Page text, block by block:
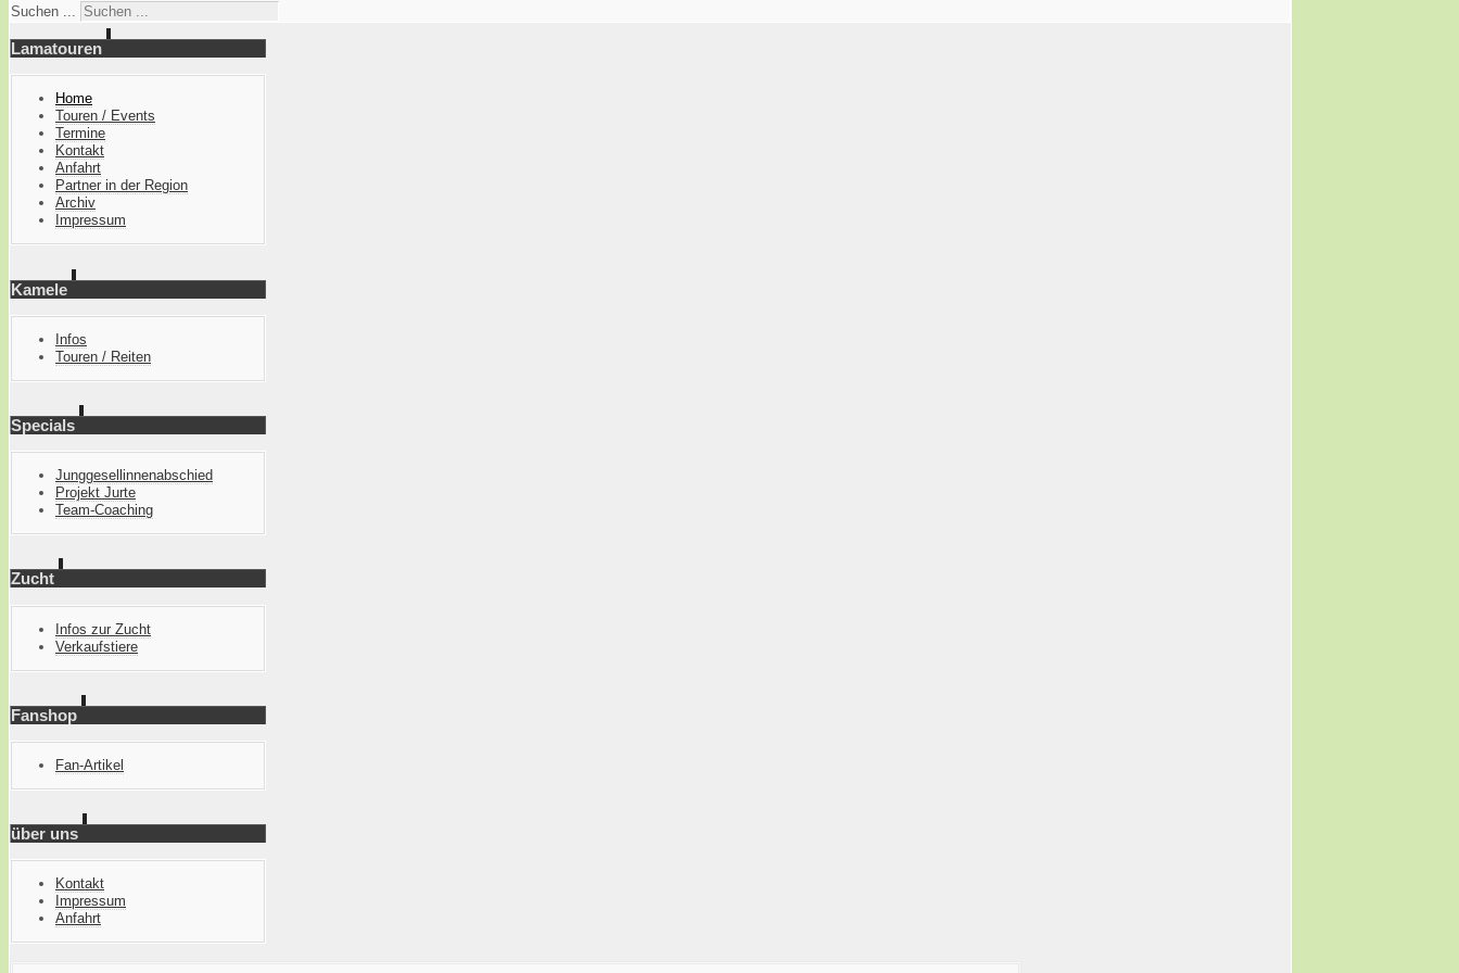
Suchen ...
Lamatouren
Home
Touren / Events
Termine
Kontakt
Anfahrt
Partner in der Region
Archiv
Impressum
Kamele
Infos
Touren / Reiten
Specials
Junggesellinnenabschied
Projekt Jurte
Team-Coaching
Zucht
Infos zur Zucht
Verkaufstiere
Fanshop
Fan-Artikel
über uns
Kontakt
Impressum
Anfahrt